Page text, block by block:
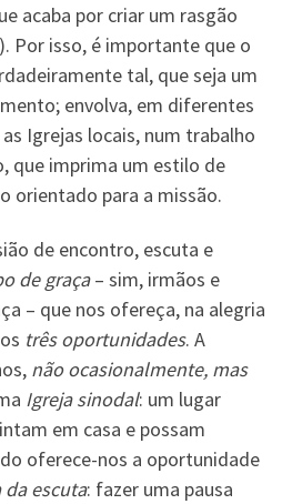
acaba por criar um rasgão
Por isso, é importante que o
tal, que seja um
envolva, em diferentes
Igrejas locais, num trabalho
que imprima um estilo de
orientado para a missão.
de encontro, escuta e
de graça– sim, irmãos e
– que nos ofereça, na alegria
três oportunidades. A
não ocasionalmente, mas
Igreja sinodal: um lugar
em casa e possam
oferece-nos a oportunidade
da escuta: fazer uma pausa